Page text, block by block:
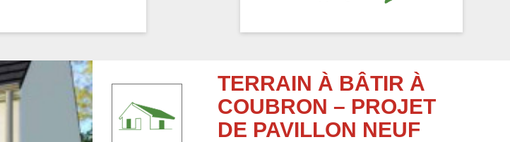
TERRAIN À BÂTIR À
COUBRON – PROJET
DE PAVILLON NEUF